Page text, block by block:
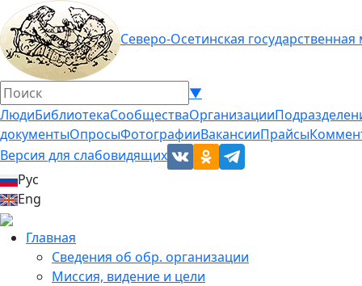
Северо-Осетинская
▼
ЛюдиБиблиотекаСообществаОрганизации
документыОпросыФотографииВакансииПрайсы
Версия для слабовидящих
Рус
Eng
Главная
Сведения об обр. организации
Миссия, видение и цели